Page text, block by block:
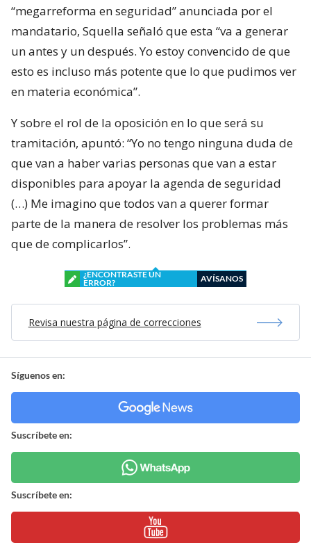
“megarreforma en seguridad” anunciada por el
mandatario, Squella señaló que esta “va a generar
un antes y un después. Yo estoy convencido de que
esto es incluso más potente que lo que pudimos ver
en materia económica”.
Y sobre el rol de la oposición en lo que será su
tramitación, apuntó: “Yo no tengo ninguna duda de
que van a haber varias personas que van a estar
disponibles para apoyar la agenda de seguridad
(…) Me imagino que todos van a querer formar
parte de la manera de resolver los problemas más
que de complicarlos”.
¿ENCONTRASTE UN
ERROR?
AVÍSANOS
Revisa nuestra página de correcciones
Síguenos en:
Suscríbete en:
Suscríbete en: